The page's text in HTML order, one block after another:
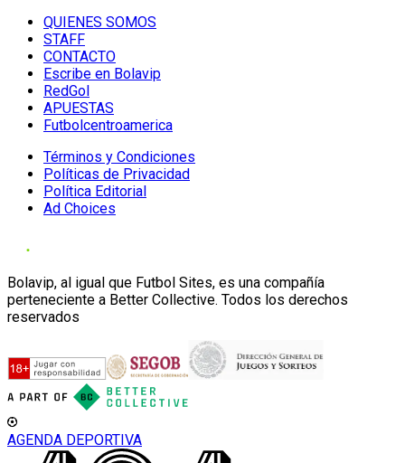
QUIENES SOMOS
STAFF
CONTACTO
Escribe en Bolavip
RedGol
APUESTAS
Futbolcentroamerica
Términos y Condiciones
Políticas de Privacidad
Política Editorial
Ad Choices
Bolavip, al igual que Futbol Sites, es una compañía
perteneciente a Better Collective. Todos los derechos
reservados
AGENDA DEPORTIVA